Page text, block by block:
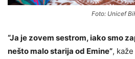
Foto: Unicef
“Ja je zovem sestrom, iako smo
nešto malo starija od Emine”,